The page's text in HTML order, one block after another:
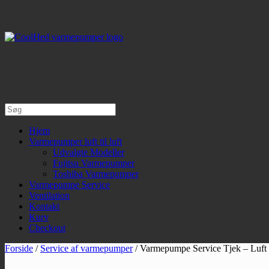
indhold
Søg
efter:
Hjem
Varmepumper luft til luft
Udvalgte Modeller
Fujitsu Varmepumper
Toshiba Varmepumper
Varmepumpe Service
Ventilation
Kontakt
Kurv
Checkout
Forside / Service af varmepumper/ Varmepumpe Service Tjek –